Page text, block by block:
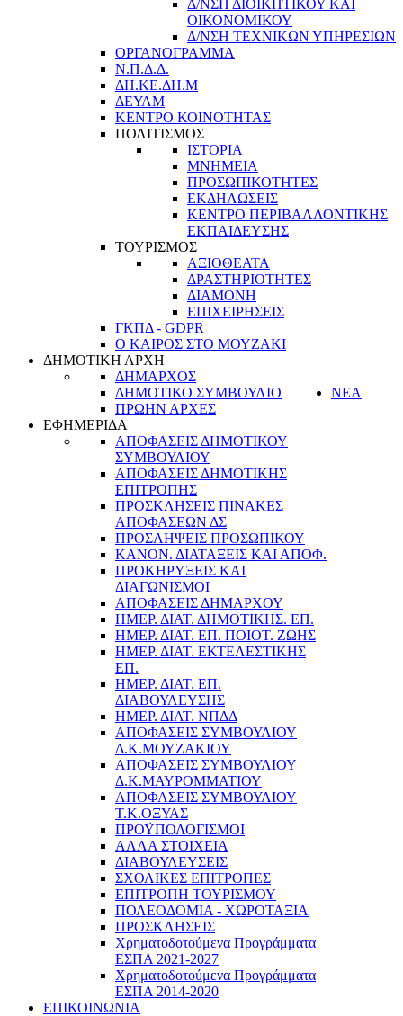
Δ/ΝΣΗ ΔΙΟΙΚΗΤΙΚΟΥ ΚΑΙ
ΟΙΚΟΝΟΜΙΚΟΥ
Δ/ΝΣΗ ΤΕΧΝΙΚΩΝ ΥΠΗΡΕΣΙΩΝ
ΟΡΓΑΝΟΓΡΑΜΜΑ
Ν.Π.Δ.Δ.
ΔΗ.ΚΕ.ΔΗ.Μ
ΔΕΥΑΜ
ΚΕΝΤΡΟ ΚΟΙΝΟΤΗΤΑΣ
ΠΟΛΙΤΙΣΜΟΣ
ΙΣΤΟΡΙΑ
ΜΝΗΜΕΙΑ
ΠΡΟΣΩΠΙΚΟΤΗΤΕΣ
ΕΚΔΗΛΩΣΕΙΣ
ΚΕΝΤΡΟ ΠΕΡΙΒΑΛΛΟΝΤΙΚΗΣ
ΕΚΠΑΙΔΕΥΣΗΣ
ΤΟΥΡΙΣΜΟΣ
ΑΞΙΟΘΕΑΤΑ
ΔΡΑΣΤΗΡΙΟΤΗΤΕΣ
ΔΙΑΜΟΝΗ
ΕΠΙΧΕΙΡΗΣΕΙΣ
ΓΚΠΔ - GDPR
Ο ΚΑΙΡΟΣ ΣΤΟ ΜΟΥΖΑΚΙ
ΔΗΜΟΤΙΚΗ ΑΡΧΗ
ΔΗΜΑΡΧΟΣ
ΔΗΜΟΤΙΚΟ ΣΥΜΒΟΥΛΙΟ
ΠΡΩΗΝ ΑΡΧΕΣ
ΝΕΑ
ΕΦΗΜΕΡΙΔΑ
ΑΠΟΦΑΣΕΙΣ ΔΗΜΟΤΙΚΟΥ
ΣΥΜΒΟΥΛΙΟΥ
ΑΠΟΦΑΣΕΙΣ ΔΗΜΟΤΙΚΗΣ
ΕΠΙΤΡΟΠΗΣ
ΠΡΟΣΚΛΗΣΕΙΣ ΠΙΝΑΚΕΣ
ΑΠΟΦΑΣΕΩΝ ΔΣ
ΠΡΟΣΛΗΨΕΙΣ ΠΡΟΣΩΠΙΚΟΥ
ΚΑΝΟΝ. ΔΙΑΤΑΞΕΙΣ ΚΑΙ ΑΠΟΦ.
ΠΡΟΚΗΡΥΞΕΙΣ ΚΑΙ
ΔΙΑΓΩΝΙΣΜΟΙ
ΑΠΟΦΑΣΕΙΣ ΔΗΜΑΡΧΟΥ
ΗΜΕΡ. ΔΙΑΤ. ΔΗΜΟΤΙΚΗΣ. ΕΠ.
ΗΜΕΡ. ΔΙΑΤ. ΕΠ. ΠΟΙOΤ. ΖΩΗΣ
ΗΜΕΡ. ΔΙΑΤ. ΕΚΤΕΛΕΣΤΙΚΗΣ
ΕΠ.
ΗΜΕΡ. ΔΙΑΤ. ΕΠ.
ΔΙΑΒΟΥΛΕΥΣΗΣ
ΗΜΕΡ. ΔΙΑΤ. ΝΠΔΔ
ΑΠΟΦΑΣΕΙΣ ΣΥΜΒΟΥΛΙΟΥ
Δ.Κ.ΜΟΥΖΑΚΙΟΥ
ΑΠΟΦΑΣΕΙΣ ΣΥΜΒΟΥΛΙΟΥ
Δ.Κ.ΜΑΥΡΟΜΜΑΤΙΟΥ
ΑΠΟΦΑΣΕΙΣ ΣΥΜΒΟΥΛΙΟΥ
Τ.Κ.ΟΞΥΑΣ
ΠΡΟΫΠΟΛΟΓΙΣΜΟΙ
ΑΛΛΑ ΣΤΟΙΧΕΙΑ
ΔΙΑΒΟΥΛΕΥΣΕΙΣ
ΣΧΟΛΙΚΕΣ ΕΠΙΤΡΟΠΕΣ
ΕΠΙΤΡΟΠΗ ΤΟΥΡΙΣΜΟΥ
ΠΟΛΕΟΔΟΜΙΑ - ΧΩΡΟΤΑΞΙΑ
ΠΡΟΣΚΛΗΣΕΙΣ
Χρηματοδοτούμενα Προγράμματα
ΕΣΠΑ 2021-2027
Χρηματοδοτούμενα Προγράμματα
ΕΣΠΑ 2014-2020
ΕΠΙΚΟΙΝΩΝΙΑ